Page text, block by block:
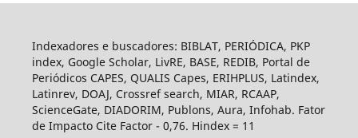
Indexadores e buscadores: BIBLAT, PERIÓDICA, PKP
index, Google Scholar, LivRE, BASE, REDIB, Portal de
Periódicos CAPES, QUALIS Capes, ERIHPLUS, Latindex,
Latinrev, DOAJ, Crossref search, MIAR, RCAAP,
ScienceGate, DIADORIM, Publons, Aura, Infohab. Fator
de Impacto Cite Factor - 0,76. Hindex = 11